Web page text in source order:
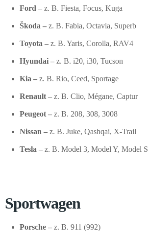
Ford – z. B. Fiesta, Focus, Kuga
Škoda – z. B. Fabia, Octavia, Superb
Toyota – z. B. Yaris, Corolla, RAV4
Hyundai – z. B. i20, i30, Tucson
Kia – z. B. Rio, Ceed, Sportage
Renault – z. B. Clio, Mégane, Captur
Peugeot – z. B. 208, 308, 3008
Nissan – z. B. Juke, Qashqai, X-Trail
Tesla – z. B. Model 3, Model Y, Model S
Sportwagen
Porsche – z. B. 911 (992)